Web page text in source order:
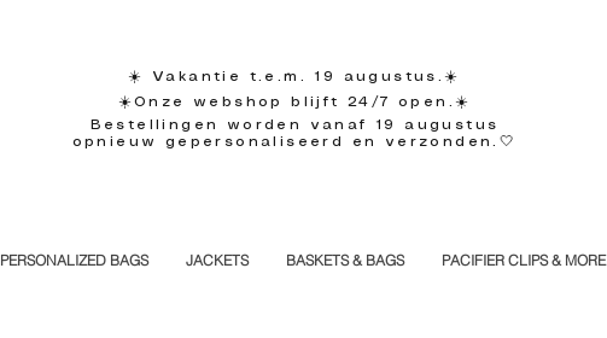
☀️ Vakantie t.e.m. 19 augustus.☀️
☀️Onze webshop blijft 24/7 open.☀️
Bestellingen worden vanaf 19 augustus
opnieuw gepersonaliseerd en verzonden.🤍
PERSONALIZED BAGS JACKETS BASKETS & BAGS PACIFIER CLIPS & MORE